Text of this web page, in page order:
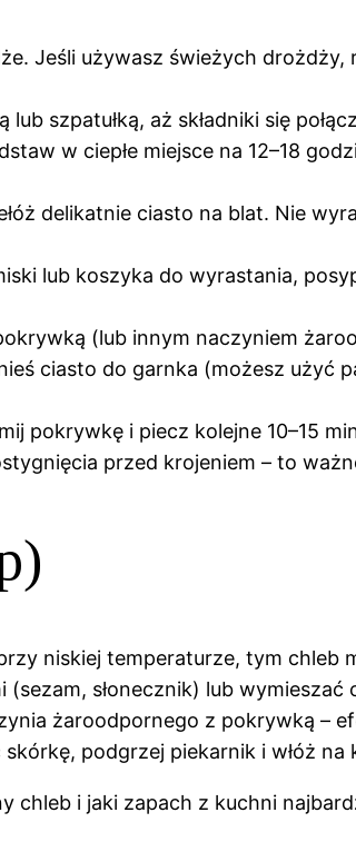
Jeśli używasz świeżych
szpatułką, aż składniki się
w ciepłe miejsce na 12–18
delikatnie ciasto na blat. Nie
lub koszyka do wyrastania,
(lub innym naczyniem
ciasto do garnka (możesz użyć
pokrywkę i piecz kolejne 10–15
przed krojeniem – to
niskiej temperaturze, tym
słonecznik) lub
żaroodpornego z pokrywką –
podgrzej piekarnik i włóż na
chleb i jaki zapach z kuchni